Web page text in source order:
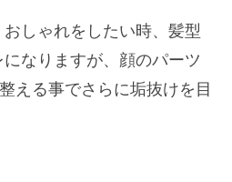
しゃれをしたい時、髪型
なりますが、顔のパーツ
える事でさらに垢抜けを目